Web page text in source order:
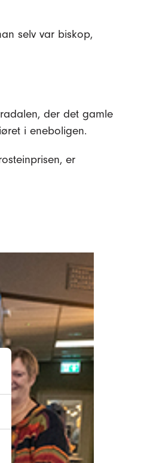
selv var biskop,
der det gamle
i eneboligen.
er